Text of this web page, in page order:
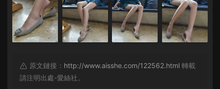
原文鏈接： http://www.aisshe.com/122562.html 轉載
請注明出處-愛絲社。